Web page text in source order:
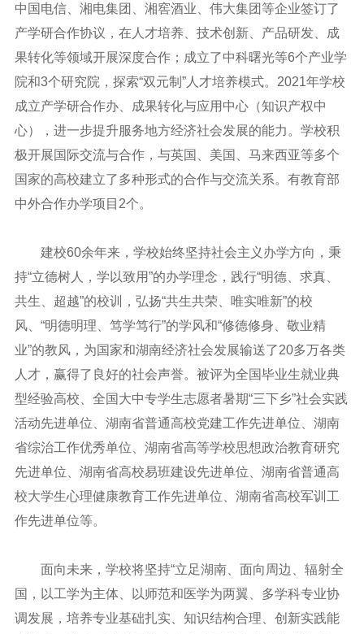
中国电信、湘电集团、湘窖酒业、伟大集团等企业签订了
产学研合作协议，在人才培养、技术创新、产品研发、成
果转化等领域开展深度合作；成立了中科曙光等6个产业学
院和3个研究院，探索“双元制 ”人才培养模式。 2021年学校
成立产学研合作办、成果转化与应用中心（知识产权中
心），进一步提升服务地方经济社会发展的能力。学校积
极开展国际交流与合作，与英国、美国、马来西亚等多个
国家的高校建立了多种形式的合作与交流关系。有教育部
中外合作办学项目 2个。
建校60余年来，学校始终坚持社会主义办学方向，秉
持“立德树人，学以致用”的办学理念，践行“明德、求真、
共生、超越”的校训，弘扬“共生共荣、唯实唯新”的校
风、 “明德明理、笃学笃行”的学风和“修德修身、敬业精
业”的教风，为国家和湖南经济社会发展输送了20多万各类
人才，赢得了良好的社会声誉。被评为全国毕业生就业典
型经验高校、全国大中专学生志愿者暑期“三下乡”社会实践
活动先进单位、湖南省普通高校党建工作先进单位、湖南
省综治工作优秀单位、湖南省高等学校思想政治教育研究
先进单位、湖南省高校易班建设先进单位、湖南省普通高
校大学生心理健康教育工作先进单位、湖南省高校军训工
作先进单位等。
面向未来，学校将坚持“立足湖南、面向周边、辐射全
国，以工学为主体、以师范和医学为两翼、多学科专业协
调发展，培养专业基础扎实、知识结构合理、创新实践能